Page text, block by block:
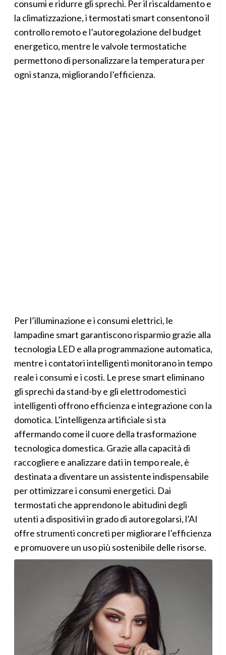
consumi e ridurre gli sprechi. Per il riscaldamento e
la climatizzazione, i termostati smart consentono il
controllo remoto e l’autoregolazione del budget
energetico, mentre le valvole termostatiche
permettono di personalizzare la temperatura per
ogni stanza, migliorando l’efficienza.
Per l’illuminazione e i consumi elettrici, le
lampadine smart garantiscono risparmio grazie alla
tecnologia LED e alla programmazione automatica,
mentre i contatori intelligenti monitorano in tempo
reale i consumi e i costi. Le prese smart eliminano
gli sprechi da stand-by e gli elettrodomestici
intelligenti offrono efficienza e integrazione con la
domotica. L’intelligenza artificiale si sta
affermando come il cuore della trasformazione
tecnologica domestica. Grazie alla capacità di
raccogliere e analizzare dati in tempo reale, è
destinata a diventare un assistente indispensabile
per ottimizzare i consumi energetici. Dai
termostati che apprendono le abitudini degli
utenti a dispositivi in grado di autoregolarsi, l’AI
offre strumenti concreti per migliorare l’efficienza
e promuovere un uso più sostenibile delle risorse.